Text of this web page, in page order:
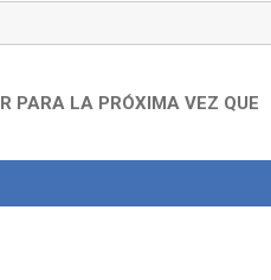
PARA LA PRÓXIMA VEZ QUE